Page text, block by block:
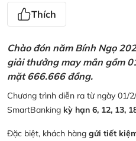
Thích
Chào đón năm Bính Ngọ
giải thưởng may mắn gồm
mặt 666.666 đồng.
Chương trình diễn ra từ ngày 01/
SmartBanking kỳ hạn 6, 12, 13,
Đặc biệt, khách hàng gửi tiết